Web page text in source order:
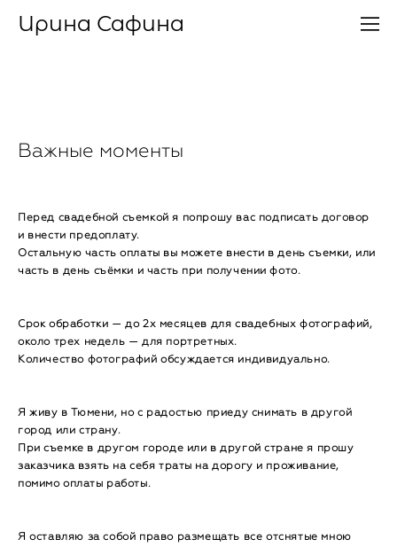
Ирина Сафина
Важные моменты
Перед свадебной съемкой я попрошу вас подписать договор
и внести предоплату.
Остальную часть оплаты вы можете внести в день съемки, или
часть в день съёмки и часть при получении фото.
Срок обработки — до 2х месяцев для свадебных фотографий,
около трех недель — для портретных.
Количество фотографий обсуждается индивидуально.
Я живу в Тюмени, но с радостью приеду снимать в другой
город или страну.
При съемке в другом городе или в другой стране я прошу
заказчика взять на себя траты на дорогу и проживание,
помимо оплаты работы.
Я оставляю за собой право размещать все отснятые мною